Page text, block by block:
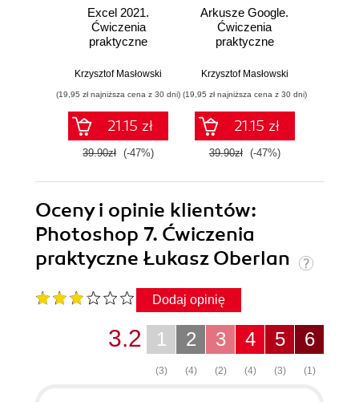
Excel 2021.
Ćwiczenia
praktyczne
Krzysztof Masłowski
(19,95 zł najniższa cena z 30 dni)
21.15 zł
39.90zł (-47%)
Arkusze Google.
Ćwiczenia
praktyczne
Krzysztof Masłowski
(19,95 zł najniższa cena z 30 dni)
21.15 zł
39.90zł (-47%)
Oceny i opinie klientów:
Photoshop 7. Ćwiczenia
praktyczne Łukasz Oberlan
Dodaj opinię
6
(1)
5
(3)
4
(4)
3
(2)
2
(4)
1
(3)
3.2